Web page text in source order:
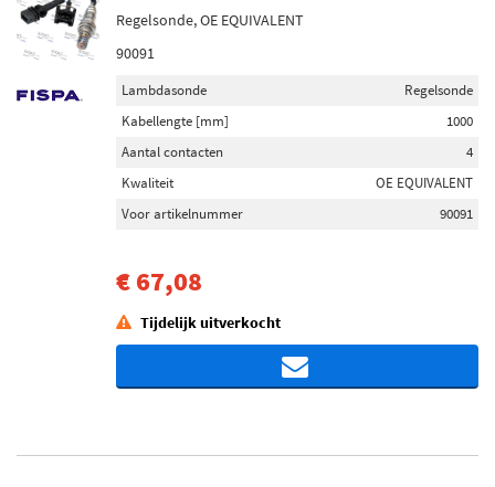
Regelsonde, OE EQUIVALENT
90091
Lambdasonde
Regelsonde
Kabellengte [mm]
1000
Aantal contacten
4
Kwaliteit
OE EQUIVALENT
Voor artikelnummer
90091
€ 67,08
Tijdelijk uitverkocht